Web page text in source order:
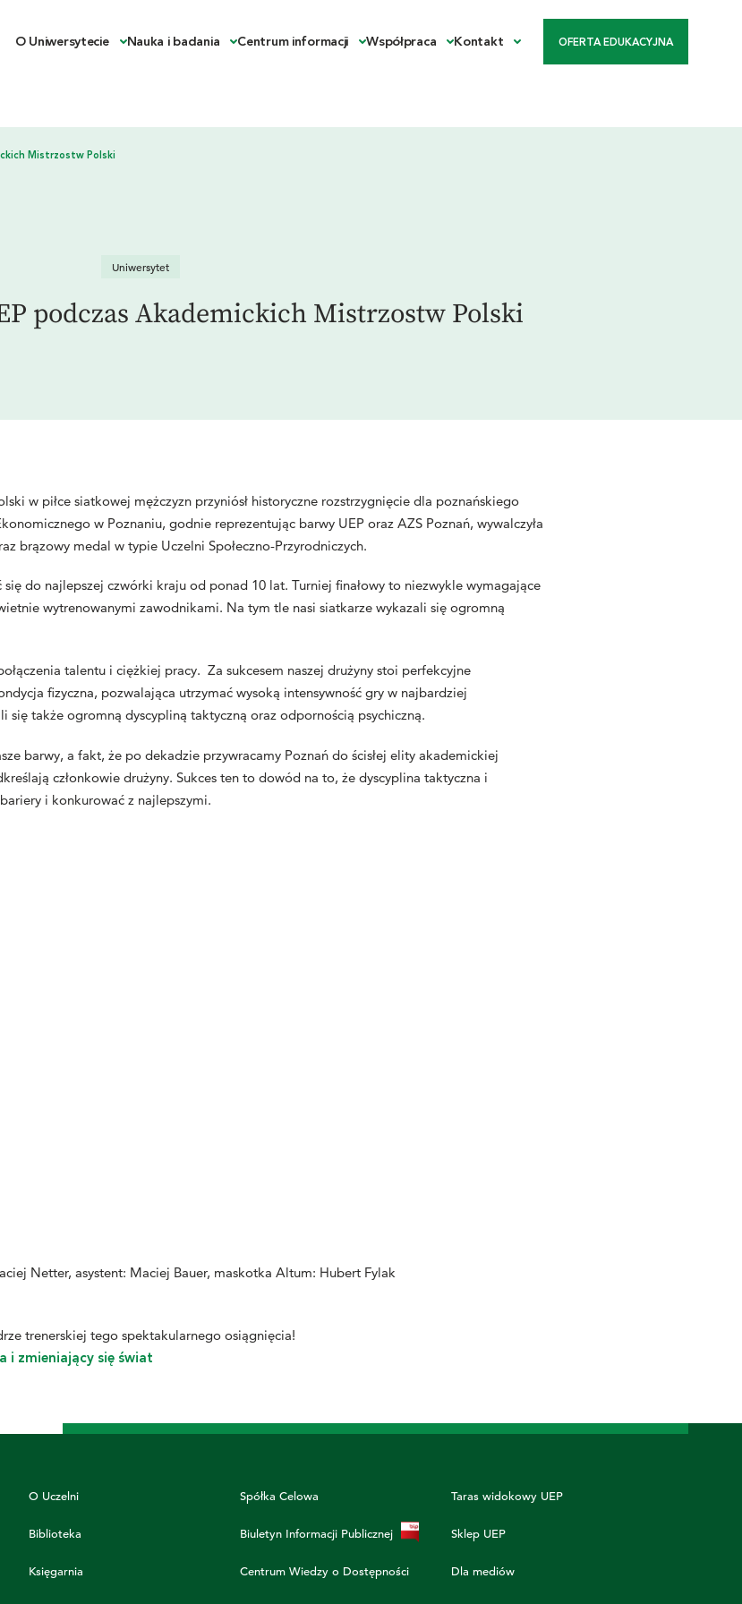
O Uniwersytecie Nauka i badania Centrum informacji Współpraca Kontakt OFERTA EDUKACYJNA
Uniwersytet
podczas Akademickich Mistrzostw Polski
w piłce siatkowej mężczyzn przyniósł historyczne rozstrzygnięcie dla poznańskiego
w Poznaniu, godnie reprezentując barwy UEP oraz AZS Poznań, wywalczyła
brązowy medal w typie Uczelni Społeczno-Przyrodniczych.
się do najlepszej czwórki kraju od ponad 10 lat. Turniej finałowy to niezwykle wymagające
wytrenowanymi zawodnikami. Na tym tle nasi siatkarze wykazali się ogromną
talentu i ciężkiej pracy. Za sukcesem naszej drużyny stoi perfekcyjne
fizyczna, pozwalająca utrzymać wysoką intensywność gry w najbardziej
się także ogromną dyscypliną taktyczną oraz odpornością psychiczną.
barwy, a fakt, że po dekadzie przywracamy Poznań do ścisłej elity akademickiej
członkowie drużyny. Sukces ten to dowód na to, że dyscyplina taktyczna i
i konkurować z najlepszymi.
Netter, asystent: Maciej Bauer, maskotka Altum: Hubert Fylak
trenerskiej tego spektakularnego osiągnięcia!
i zmieniający się świat
O Uczelni
Biblioteka
Księgarnia
Spółka Celowa
Biuletyn Informacji Publicznej
Centrum Wiedzy o Dostępności
Taras widokowy UEP
Sklep UEP
Dla mediów